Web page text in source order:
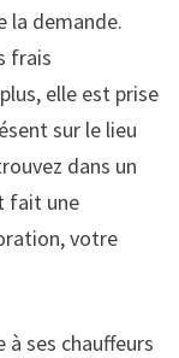
la demande.
frais
elle est prise
sur le lieu
dans un
fait une
votre
ses chauffeurs